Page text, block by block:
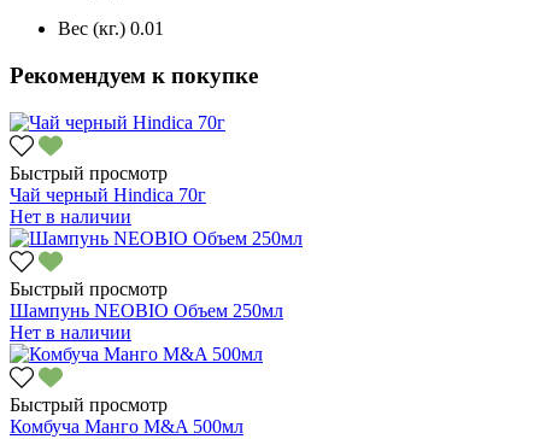
Вес (кг.) 0.01
Рекомендуем к покупке
Быстрый просмотр
Чай черный Hindica 70г
Нет в наличии
Быстрый просмотр
Шампунь NEOBIO Объем 250мл
Нет в наличии
Быстрый просмотр
Комбуча Манго M&A 500мл